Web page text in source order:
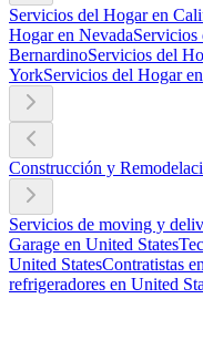
Servicios del Hogar en
Hogar en Nevada
BernardinoServicios del
YorkServicios del Hogar
Construcción y
Servicios de moving y
Garage en United States
United StatesContratistas
refrigeradores en United